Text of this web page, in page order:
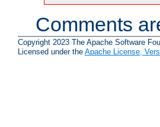
Comments
Copyright 2023 The Apache Software
Licensed under the Apache License,